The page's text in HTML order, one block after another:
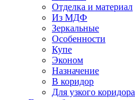
Отделка и материал
Из МДФ
Зеркальные
Особенности
Купе
Эконом
Назначение
В коридор
Для узкого коридора